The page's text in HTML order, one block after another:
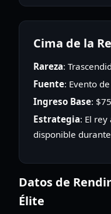
Cima de la
Rareza:
Fuente: Evento
Ingreso Base:
Estrategia: El
disponible
Datos de
Élite